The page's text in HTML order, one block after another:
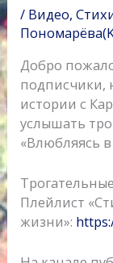
/ Видео,
Добро
подписчики,
истории с
услышать
«Влюбляясь
Плейлист
жизни»: